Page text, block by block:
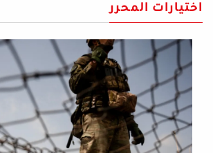
اختيارات المحرر